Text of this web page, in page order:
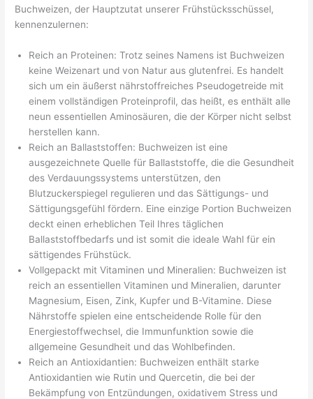
Buchweizen, der Hauptzutat unserer Frühstücksschüssel,
kennenzulernen:
Reich an Proteinen: Trotz seines Namens ist Buchweizen
keine Weizenart und von Natur aus glutenfrei. Es handelt
sich um ein äußerst nährstoffreiches Pseudogetreide mit
einem vollständigen Proteinprofil, das heißt, es enthält alle
neun essentiellen Aminosäuren, die der Körper nicht selbst
herstellen kann.
Reich an Ballaststoffen: Buchweizen ist eine
ausgezeichnete Quelle für Ballaststoffe, die die Gesundheit
des Verdauungssystems unterstützen, den
Blutzuckerspiegel regulieren und das Sättigungs- und
Sättigungsgefühl fördern. Eine einzige Portion Buchweizen
deckt einen erheblichen Teil Ihres täglichen
Ballaststoffbedarfs und ist somit die ideale Wahl für ein
sättigendes Frühstück.
Vollgepackt mit Vitaminen und Mineralien: Buchweizen ist
reich an essentiellen Vitaminen und Mineralien, darunter
Magnesium, Eisen, Zink, Kupfer und B-Vitamine. Diese
Nährstoffe spielen eine entscheidende Rolle für den
Energiestoffwechsel, die Immunfunktion sowie die
allgemeine Gesundheit und das Wohlbefinden.
Reich an Antioxidantien: Buchweizen enthält starke
Antioxidantien wie Rutin und Quercetin, die bei der
Bekämpfung von Entzündungen, oxidativem Stress und